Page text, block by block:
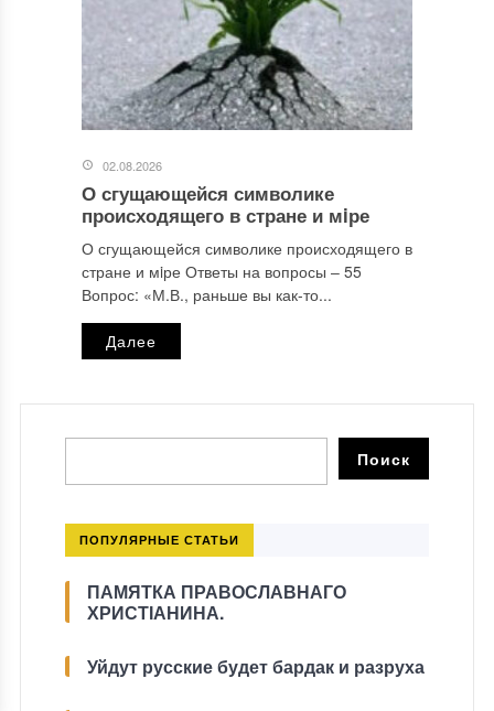
02.08.2026
О сгущающейся символике
происходящего в стране и мiре
О сгущающейся символике происходящего в
стране и мiре Ответы на вопросы ‒ 55
Вопрос: «М.В., раньше вы как-то...
Далее
ПОПУЛЯРНЫЕ СТАТЬИ
ПАМЯТКА ПРАВОСЛАВНАГО
ХРИСТІАНИНА.
Уйдут русские будет бардак и разруха